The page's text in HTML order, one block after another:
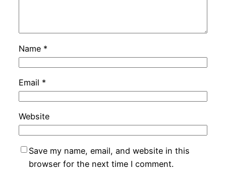
Name *
Email *
Website
Save my name, email, and website in this
browser for the next time I comment.